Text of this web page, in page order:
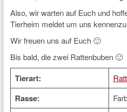
Also, wir warten auf Euch und
Tierheim meldet um uns
Wir freuen uns auf Euch 🙂
Bis bald, die zwei Rattenbuben 🙂
Tierart:
Rasse: